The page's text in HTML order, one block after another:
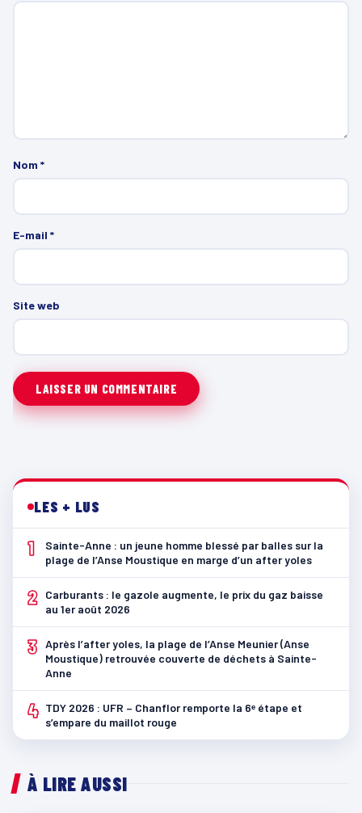
Nom *
E-mail *
Site web
LES + LUS
1
Sainte-Anne : un jeune homme blessé par balles sur la
plage de l’Anse Moustique en marge d’un after yoles
2
Carburants : le gazole augmente, le prix du gaz baisse
au 1er août 2026
3 Après l’after yoles, la plage de l’Anse Meunier (Anse
Moustique) retrouvée couverte de déchets à Sainte-
Anne
4 TDY 2026 : UFR – Chanflor remporte la 6ᵉ étape et
s’empare du maillot rouge
À LIRE AUSSI